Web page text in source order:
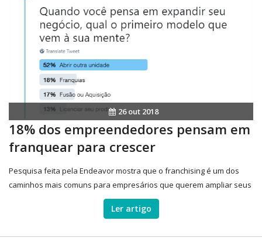
26 out 2018
18% dos empreendedores pensam em
franquear para crescer
Pesquisa feita pela Endeavor mostra que o franchising é um dos
caminhos mais comuns para empresários que querem ampliar seus
Ler artigo